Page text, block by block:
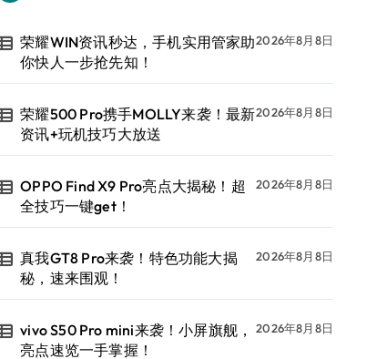
荣耀WIN资讯秒达，手机实用管家助
你快人一步抢先知！
2026年8月8日
荣耀500 Pro携手MOLLY来袭！最新
资讯+玩机技巧大放送
2026年8月8日
OPPO Find X9 Pro亮点大揭秘！超
全技巧一键get！
2026年8月8日
真我GT8 Pro来袭！特色功能大揭
秘，速来围观！
2026年8月8日
vivo S50 Pro mini来袭！小屏旗舰，
亮点速览一手掌握！
2026年8月8日